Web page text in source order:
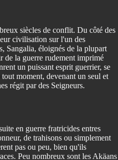
siècles de conflit. Du côté des
civilisation sur l'un des
Sangalia, éloignés de la plupart
de la guerre rudement imprimé
un puissant esprit guerrier, se
moment, devenant un seul et
régit par des Seigneurs.
en guerre fratricides entres
de trahisons ou simplement
pas ou peu, bien qu'ils
Peu nombreux sont les Akäans